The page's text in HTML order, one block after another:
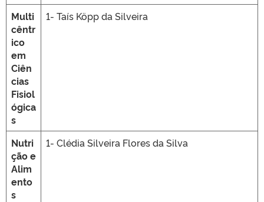
Multi
cêntr
ico
em
Ciên
cias
Fisiol
ógica
s
1- Taís Köpp da Silveira
Nutri
ção e
Alim
ento
s
1- Clédia Silveira Flores da Silva